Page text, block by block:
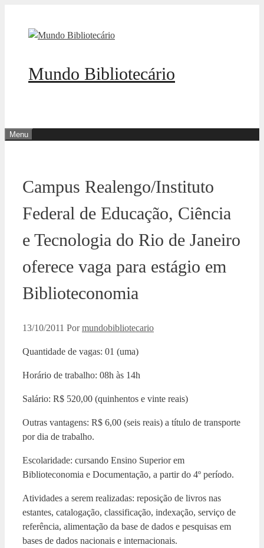
Mundo Bibliotecário
Menu
Campus Realengo/Instituto
Federal de Educação, Ciência
e Tecnologia do Rio de Janeiro
oferece vaga para estágio em
Biblioteconomia
13/10/2011 Pormundobibliotecario
Quantidade de vagas: 01 (uma)
Horário de trabalho: 08h às 14h
Salário: R$ 520,00 (quinhentos e vinte reais)
Outras vantagens: R$ 6,00 (seis reais) a título de transporte
por dia de trabalho.
Escolaridade: cursando Ensino Superior em
Biblioteconomia e Documentação, a partir do 4º período.
Atividades a serem realizadas: reposição de livros nas
estantes, catalogação, classificação, indexação, serviço de
referência, alimentação da base de dados e pesquisas em
bases de dados nacionais e internacionais.